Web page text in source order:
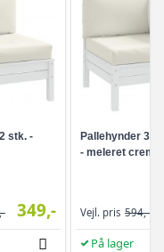
stk. -
349,-
Pallehynder 3
- meleret
Vejl. pris 594,-
På lager